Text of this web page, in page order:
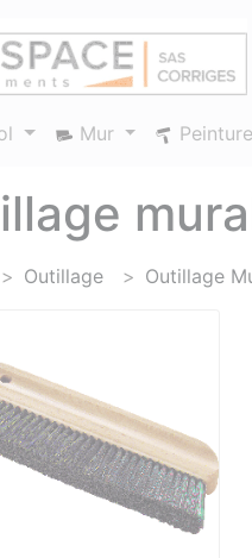
Mur Peinture
Outillage Outillage